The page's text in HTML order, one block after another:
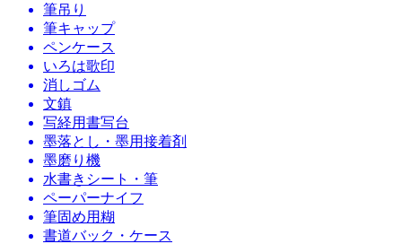
筆吊り
筆キャップ
ペンケース
いろは歌印
消しゴム
文鎮
写経用書写台
墨落とし・墨用接着剤
墨磨り機
水書きシート・筆
ペーパーナイフ
筆固め用糊
書道バック・ケース